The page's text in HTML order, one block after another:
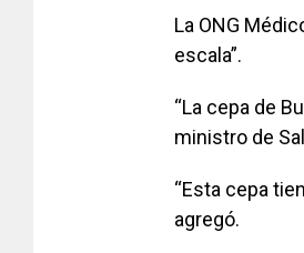
La ONG
escala”.
“La cepa de
ministro de
“Esta cepa
agregó.